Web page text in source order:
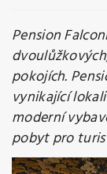
Pension
pokojích.
vynikající
moderní
pobyt pro